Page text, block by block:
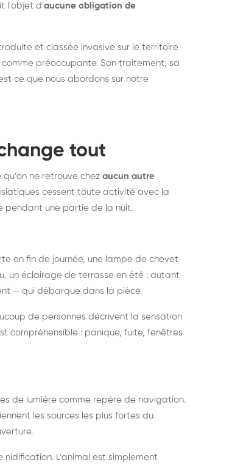
l'objet d'aucune obligation de
et classée invasive sur le territoire
préoccupante. Son traitement, sa
ce que nous abordons sur notre
tout
ne retrouve chez aucun autre
cessent toute activité avec la
pendant une partie de la nuit.
en fin de journée, une lampe de chevet
un éclairage de terrasse en été : autant
— qui débarque dans la pièce.
de personnes décrivent la sensation
compréhensible : panique, fuite, fenêtres
de lumière comme repère de navigation.
les sources les plus fortes du
L'animal est simplement